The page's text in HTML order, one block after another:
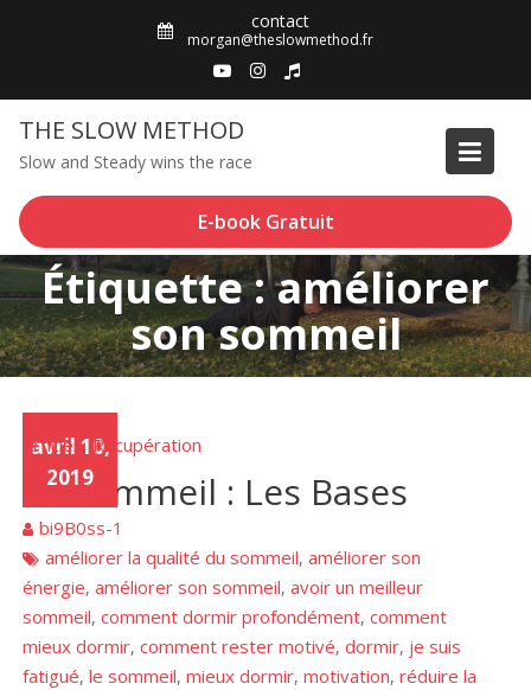
contact
morgan@theslowmethod.fr
THE SLOW METHOD
Slow and Steady wins the race
E-book Gratuit
Étiquette : améliorer
son sommeil
avril 10,
2019
Articles, Récupération
Le Sommeil : Les Bases
bi9B0ss-1
améliorer la qualité du sommeil,améliorer son
énergie,améliorer son sommeil,avoir un meilleur
sommeil,comment dormir profondément,comment
mieux dormir,comment rester motivé,dormir, je suis
fatigué,le sommeil,mieux dormir,motivation,réduire la